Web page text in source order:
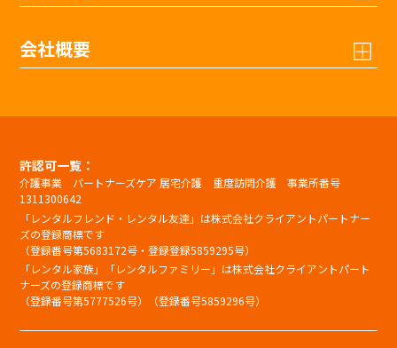
会社概要
許認可一覧：
介護事業 パートナーズケア 居宅介護 重度訪問介護 事業所番号
1311300642
「レンタルフレンド・レンタル友達」は株式会社クライアントパートナー
ズの登録商標です
（登録番号第5683172号・登録登録5859295号）
「レンタル家族」「レンタルファミリー」は株式会社クライアントパート
ナーズの登録商標です
（登録番号第5777526号）（登録番号5859296号）